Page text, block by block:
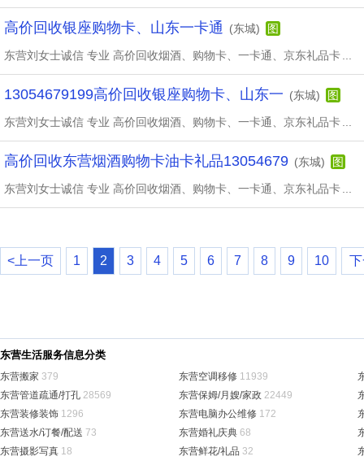
高价回收银座购物卡、山东一卡通 (东城) 图
东营刘女士诚信 专业 高价回收烟酒、购物卡、一卡通、京东礼品卡
13054679199高价回收银座购物卡、山东一 (东城) 图
东营刘女士诚信 专业 高价回收烟酒、购物卡、一卡通、京东礼品卡
高价回收东营烟酒购物卡油卡礼品13054679 (东城) 图
东营刘女士诚信 专业 高价回收烟酒、购物卡、一卡通、京东礼品卡
<上一页 1 2 3 4 5 6 7 8 9 10
东营生活服务信息分类
东营搬家 379 东营空调移修 11939
东营管道疏通/打孔 28569 东营保姆/月嫂/家政 22449
东营装修装饰 1296 东营电脑办公维修 172
东营送水/订餐/配送 73 东营婚礼庆典 68
东营摄影写真 18 东营鲜花/礼品 32